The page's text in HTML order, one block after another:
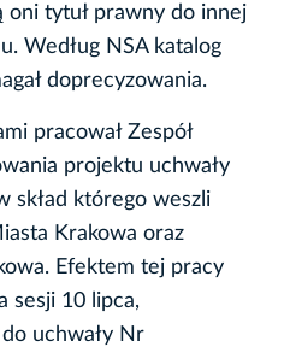
oni tytuł prawny do innej
Według NSA katalog
doprecyzowania.
pracował Zespół
projektu uchwały
skład którego weszli
Krakowa oraz
Efektem tej pracy
sesji 10 lipca,
uchwały Nr